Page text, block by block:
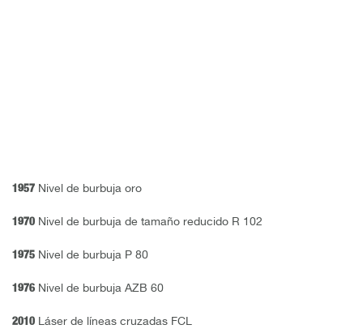
1957 Nivel de burbuja oro
1970 Nivel de burbuja de tamaño reducido R 102
1975 Nivel de burbuja P 80
1976 Nivel de burbuja AZB 60
2010 Láser de líneas cruzadas FCL